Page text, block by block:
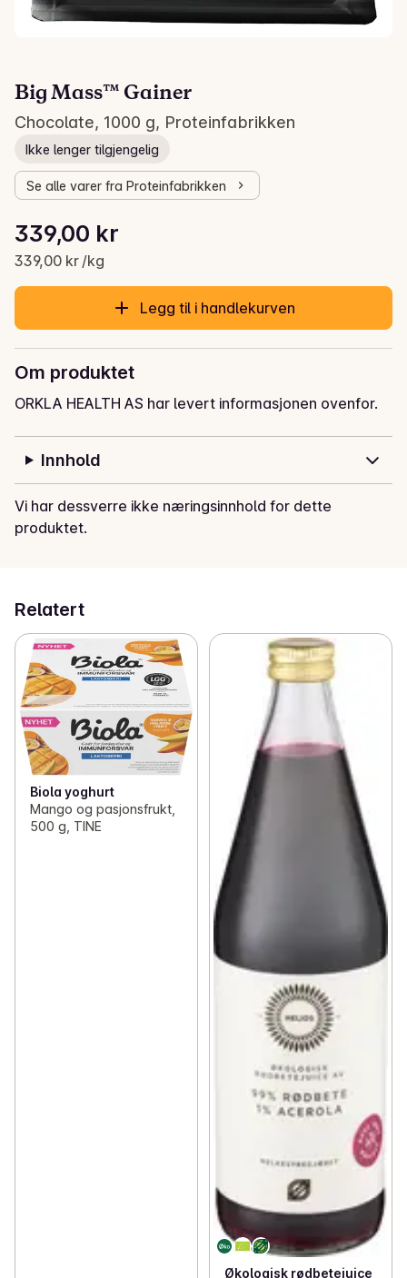
Big Mass™ Gainer
Chocolate, 1000 g, Proteinfabrikken
Ikke lenger tilgjengelig
Se alle varer fra Proteinfabrikken
Gjeldende pris er: 339,00 kr
339,00 kr
339,00 kr /kg
Stykkpris: 339,00 kr /kg
Legg til i handlekurven
Om produktet
ORKLA HEALTH AS har levert informasjonen ovenfor.
Innhold
Vi har dessverre ikke næringsinnhold for dette
produktet.
Relatert
Biola yoghurt
Mango og pasjonsfrukt,
500 g, TINE
Økologisk rødbetejuice